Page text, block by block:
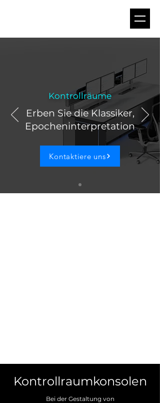
Kontrollräume
Erben Sie die Klassiker,
Epocheninterpretation
Kontaktiere uns
Kontrollraumkonsolen
Bei der Gestaltung von